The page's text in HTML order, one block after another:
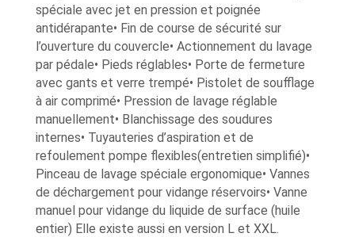
spéciale avec jet en pression et poignée
antidérapante• Fin de course de sécurité sur
l’ouverture du couvercle• Actionnement du lavage
par pédale• Pieds réglables• Porte de fermeture
avec gants et verre trempé• Pistolet de soufflage
à air comprimé• Pression de lavage réglable
manuellement• Blanchissage des soudures
internes• Tuyauteries d’aspiration et de
refoulement pompe flexibles(entretien simplifié)•
Pinceau de lavage spéciale ergonomique• Vannes
de déchargement pour vidange réservoirs• Vanne
manuel pour vidange du liquide de surface (huile
entier) Elle existe aussi en version L et XXL.